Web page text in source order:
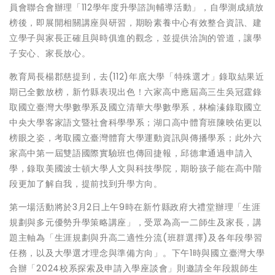
員會聯合會辦理「112學年度升學諮詢輔導活動」，自學測成績放
榜後，即展開相關講座與研習，期盼素養中心有效整合資訊、建
立學子與家長正確且與時俱進的觀念，並提供洽詢的管道，讓學
子安心、家長放心。
教育局長楊郡慈提到，去(112)年底大學「特殊選才」錄取結果近
期已全數放榜，新竹縣表現出色！六家高中應屆高三生吳冠霆錄
取國立臺灣大學數學系及國立清華大學數學系，林榆溱錄取國立
中央大學客家語文暨社會科學學系；湖口高中體育班陳映佑更以
榜眼之姿，考取國立臺灣體育大學運動資訊與傳播學系；此外六
家高中第一屆雙語國際實驗班也傳回捷報，邱德聿通過申請入
學，錄取美國波士頓大學人文與科技學院，期盼孩子能在高中階
段更加了解自我，提前找到升學方向。
第一場活動將於3月2日上午9時在新竹縣政府大禮堂辦理「生涯
規劃與多元優勢升學策略講座」，受眾為高一二師生及家長，講
題主軸為「生涯規劃與升高二適性分流(班群選擇)及各年段學習
任務，以及大學選才理念與準備方向」。下午1時與國立臺灣大學
合辦「2024校系探索及申請入學座談會」則邀請全年段親師生